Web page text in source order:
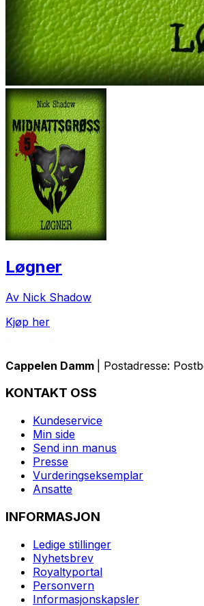
Løgner
Av Nick Shadow
Kjøp her
Cappelen Damm | Postadresse:
KONTAKT OSS
Kundeservice
Min side
Send inn manus
Presse
Vurderingseksemplar
Ansatte
INFORMASJON
Ledige stillinger
Nyhetsbrev
Royaltyportal
Personvern
Informasjonskapsler